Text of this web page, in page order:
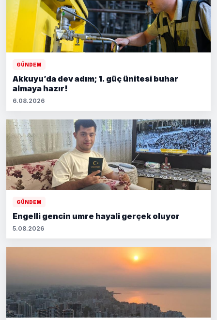
GÜNDEM
Akkuyu’da dev adım; 1. güç ünitesi buhar
almaya hazır!
6.08.2026
GÜNDEM
Engelli gencin umre hayali gerçek oluyor
5.08.2026